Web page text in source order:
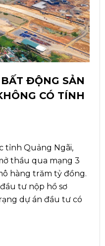
ĐỘNG SẢN
CÓ TÍNH
tỉnh Quảng Ngãi,
thầu qua mạng 3
hàng trăm tỷ đồng.
tư nộp hồ sơ
dự án đầu tư có